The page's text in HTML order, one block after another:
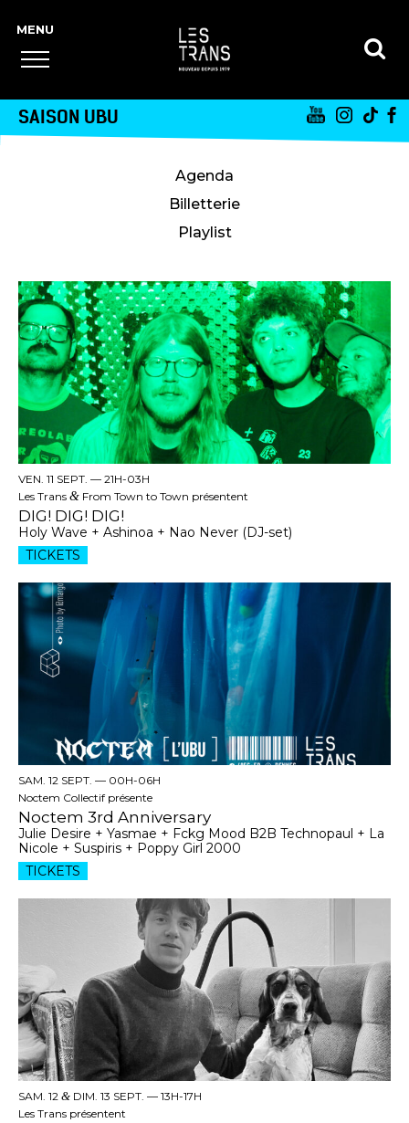
SAISON UBU
Agenda
Billetterie
Playlist
VEN. 11 SEPT. — 21H-03H
Les Trans & From Town to Town présentent
DIG! DIG! DIG!
Holy Wave + Ashinoa + Nao Never (DJ-set)
TICKETS
SAM. 12 SEPT. — 00H-06H
Noctem Collectif présente
Noctem 3rd Anniversary
Julie Desire + Yasmae + Fckg Mood B2B Technopaul + La
Nicole + Suspiris + Poppy Girl 2000
TICKETS
SAM. 12 & DIM. 13 SEPT. — 13H-17H
Les Trans présentent